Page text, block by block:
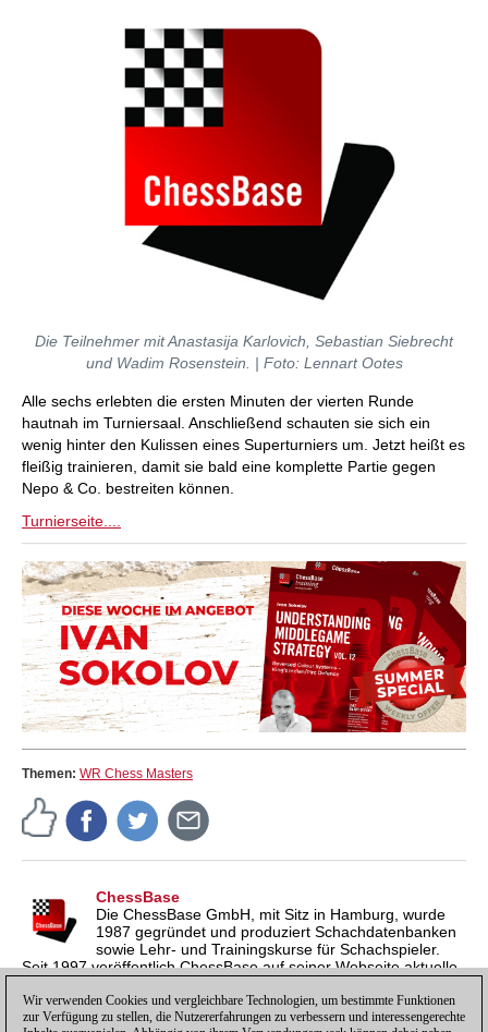
Die Teilnehmer mit Anastasija Karlovich, Sebastian Siebrecht
und Wadim Rosenstein. | Foto: Lennart Ootes
Alle sechs erlebten die ersten Minuten der vierten Runde
hautnah im Turniersaal. Anschließend schauten sie sich ein
wenig hinter den Kulissen eines Superturniers um. Jetzt heißt es
fleißig trainieren, damit sie bald eine komplette Partie gegen
Nepo & Co. bestreiten können.
Turnierseite....
Themen: WR Chess Masters
ChessBase
Die ChessBase GmbH, mit Sitz in Hamburg, wurde
1987 gegründet und produziert Schachdatenbanken
sowie Lehr- und Trainingskurse für Schachspieler.
Seit 1997 veröffentlich ChessBase auf seiner Webseite aktuelle
inzwischen in vier Sprachen und gilt weltweit als wichtigste
Schachnachrichtenseite.
Wir verwenden Cookies und vergleichbare Technologien, um bestimmte Funktionen
zur Verfügung zu stellen, die Nutzererfahrungen zu verbessern und interessengerechte